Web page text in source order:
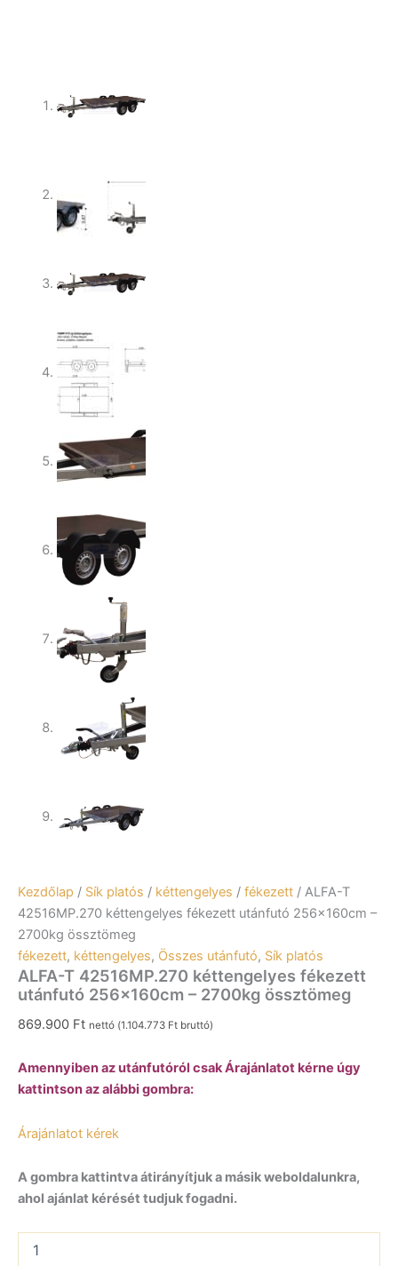
Kezdőlap / Sík platós / kéttengelyes / fékezett / ALFA-T
42516MP.270 kéttengelyes fékezett utánfutó 256x160cm –
2700kg össztömeg
fékezett, kéttengelyes, Összes utánfutó, Sík platós
ALFA-T 42516MP.270 kéttengelyes fékezett
utánfutó 256x160cm – 2700kg össztömeg
869.900 Ft nettó (1.104.773 Ft bruttó)
Amennyiben az utánfutóról csak Árajánlatot kérne úgy
kattintson az alábbi gombra:
Árajánlatot kérek
A gombra kattintva átirányítjuk a másik weboldalunkra,
ahol ajánlat kérését tudjuk fogadni.